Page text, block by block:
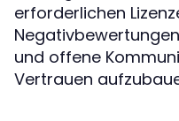
erforderlichen
und offene
Vertrauen